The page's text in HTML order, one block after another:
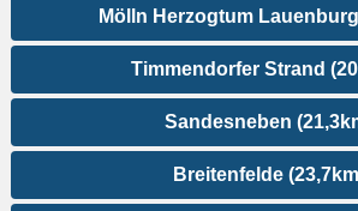
Mölln Herzogtum
Timmendorfer Strand
Sandesneben
Breitenfelde